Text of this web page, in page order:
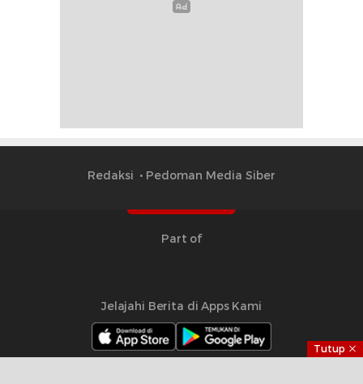
Redaksi Pedoman Media Siber
Part of
Jelajahi Berita di Apps Kami
Tutup